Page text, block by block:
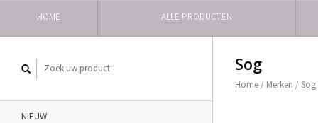
HOME ALLE PRODUCTEN
NIEUW
Sog
Home / Merken /Sog